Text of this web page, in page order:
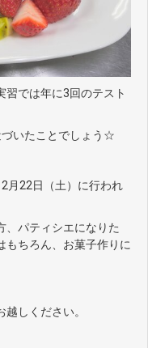
習では年に3回のテスト
いたことでしょう☆
月22日（土）に行われ
、パティシエになりた
もちろん、お菓子作りに
しください。